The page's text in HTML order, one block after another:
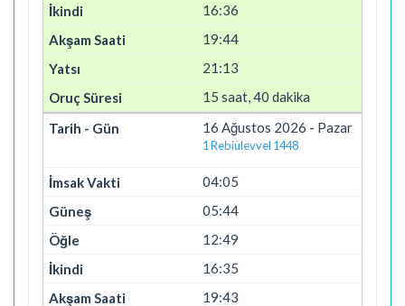
16:36
19:44
21:13
15 saat, 40 dakika
16 Ağustos 2026 - Pazar
1 Rebiülevvel 1448
04:05
05:44
12:49
16:35
19:43